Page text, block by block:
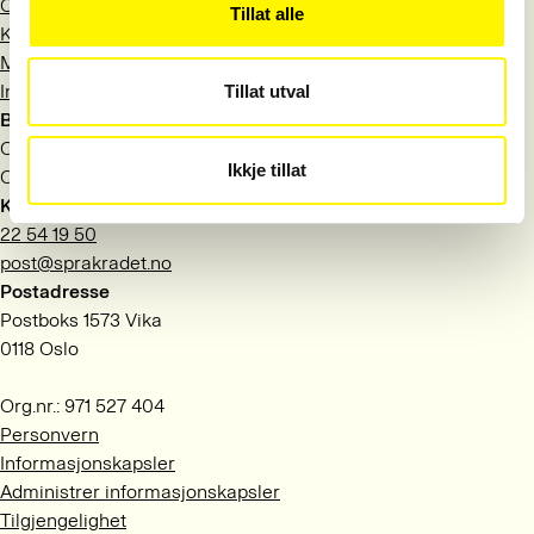
Tillat alle
Tillat utval
Ikkje tillat
Om Språkrådet
Kontakt
Meld deg på nyhetsbrev
Information in English
Besøksadresse
Observatoriegata 1 B
Oslo
Kontakt
22 54 19 50
post@sprakradet.no
Postadresse
Postboks 1573 Vika
0118 Oslo
Org.nr.: 971 527 404
Personvern
Informasjonskapsler
Administrer informasjonskapsler
Tilgjengelighet